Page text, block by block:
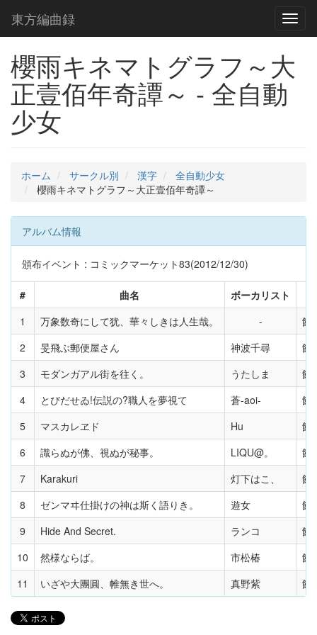
東方編曲録
櫻雨キネマトグラフ～大
正壹佰年奇譚～ - 全自動
少女
ホーム サークル別 漢字
全自動少女
櫻雨キネマトグラフ～大正壹佰年奇譚～
アルバム情報
頒布イベント : コミックマーケット83(2012/12/30)
# 曲名 ボーカリスト
1
万象数奇にして犹、華々しきは人生哉。
飴
2
旻飛ぶ郵便屋さん 神波千尋
飴
3
モダンガアル街を往く。 うたしま
飴
4
とびだせゐ!伝説の?職人を夢視て 蒼-aoi-
飴
5
マスカレヱド Hu
飴
6
識らぬが佛、視ぬが秘事。 LIQU@。
飴
7
Karakuri 灯下はこ、
飴
8
ゼンマヰ仕掛けの神は斯く語りき。 遊女
飴
9
Hide And Secret. ランコ
飴
10
然様ならば。 市松椿
飴
11
いざや大團圓、帷無き世へ。 真野紫 飴